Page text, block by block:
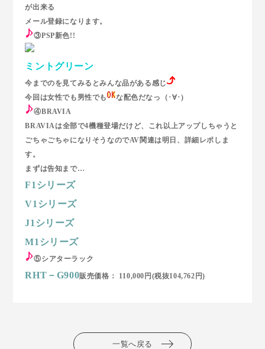
が出来る
メール登録になります。
③PSP新色!!
ミントグリーン
今までのを見てみるとみんな品がある感じ
今回は女性でも男性でも
な配色だなっ（･∀･)
④BRAVIA
BRAVIAは全部で4機種登場だけど、これ以上アップしちゃうと
ごちゃごちゃになりそうなのでAV関連は明日、詳細レポしま
す。
まずは告知まで…
F1シリーズ
V1シリーズ
J1シリーズ
M1シリーズ
⑤シアターラック
RHT－G900販売価格： 110,000円(税抜104,762円)
一覧へ戻る